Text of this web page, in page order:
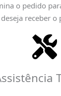
o pedido
deseja receber o